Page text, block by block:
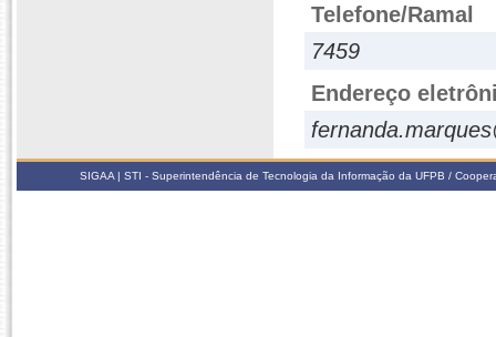
Telefone/Ramal
7459
Endereço
SIGAA | STI - Superintendência de Tecnologia da Informação da UFPB /